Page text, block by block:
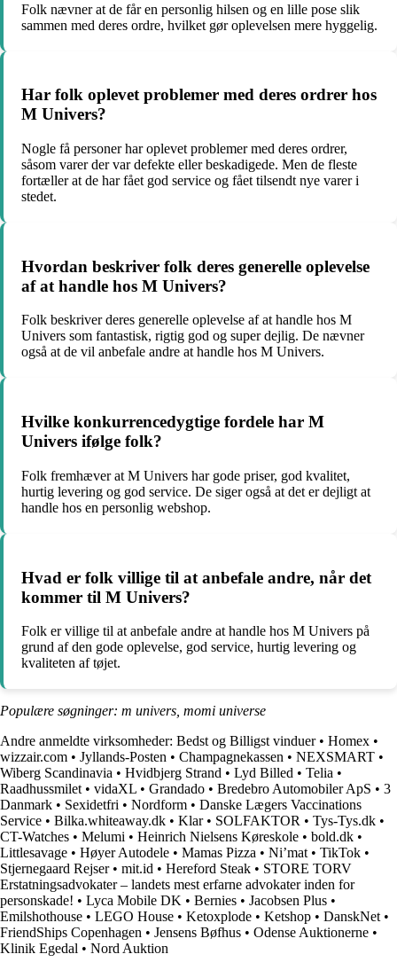
Folk nævner at de får en personlig hilsen og en lille pose slik
sammen med deres ordre, hvilket gør oplevelsen mere hyggelig.
Har folk oplevet problemer med deres ordrer hos
M Univers?
Nogle få personer har oplevet problemer med deres ordrer,
såsom varer der var defekte eller beskadigede. Men de fleste
fortæller at de har fået god service og fået tilsendt nye varer i
stedet.
Hvordan beskriver folk deres generelle oplevelse
af at handle hos M Univers?
Folk beskriver deres generelle oplevelse af at handle hos M
Univers som fantastisk, rigtig god og super dejlig. De nævner
også at de vil anbefale andre at handle hos M Univers.
Hvilke konkurrencedygtige fordele har M
Univers ifølge folk?
Folk fremhæver at M Univers har gode priser, god kvalitet,
hurtig levering og god service. De siger også at det er dejligt at
handle hos en personlig webshop.
Hvad er folk villige til at anbefale andre, når det
kommer til M Univers?
Folk er villige til at anbefale andre at handle hos M Univers på
grund af den gode oplevelse, god service, hurtig levering og
kvaliteten af tøjet.
Populære søgninger: m univers, momi universe
Andre anmeldte virksomheder: Bedst og Billigst vinduer• Homex •
wizzair.com • Jyllands-Posten • Champagnekassen • NEXSMART •
Wiberg Scandinavia • Hvidbjerg Strand • Lyd Billed • Telia •
Raadhussmilet • vidaXL • Grandado • Bredebro Automobiler ApS • 3
Danmark • Sexidetfri • Nordform • Danske Lægers Vaccinations
Service • Bilka.whiteaway.dk • Klar• SOLFAKTOR • Tys-Tys.dk •
CT-Watches • Melumi • Heinrich Nielsens Køreskole • bold.dk •
Littlesavage • Høyer Autodele • Mamas Pizza • Ni’mat • TikTok •
Stjernegaard Rejser• mit.id • Hereford Steak • STORE TORV
Erstatningsadvokater – landets mest erfarne advokater inden for
personskade! • Lyca Mobile DK • Bernies • Jacobsen Plus •
Emilshothouse • LEGO House • Ketoxplode • Ketshop • DanskNet •
FriendShips Copenhagen • Jensens Bøfhus • Odense Auktionerne •
Klinik Egedal • Nord Auktion